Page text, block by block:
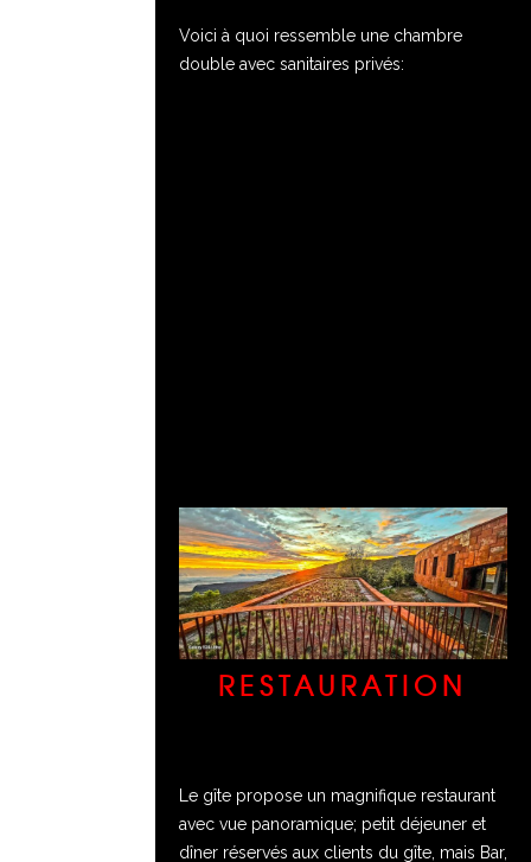
Voici à quoi ressemble une chambre
double avec sanitaires privés:
RESTAURATION
Le gîte propose un magnifique restaurant
avec vue panoramique; petit déjeuner et
dîner réservés aux clients du gîte, mais Bar,